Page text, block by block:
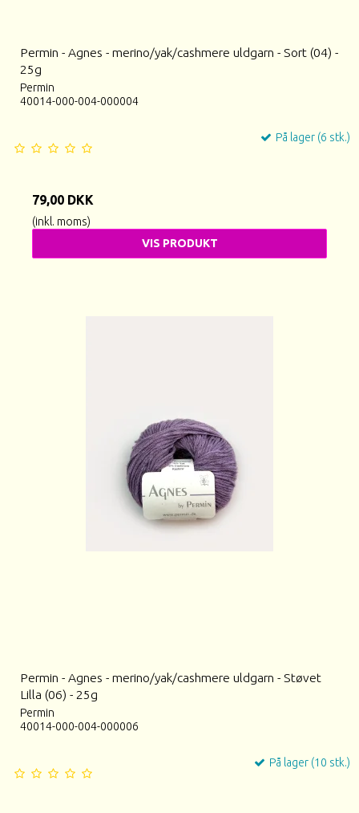
Permin - Agnes - merino/yak/cashmere uldgarn - Sort (04) -
25g
Permin
40014-000-004-000004
På lager (6 stk.)
79,00 DKK
(inkl. moms)
VIS PRODUKT
Permin - Agnes - merino/yak/cashmere uldgarn - Støvet
Lilla (06) - 25g
Permin
40014-000-004-000006
På lager (10 stk.)